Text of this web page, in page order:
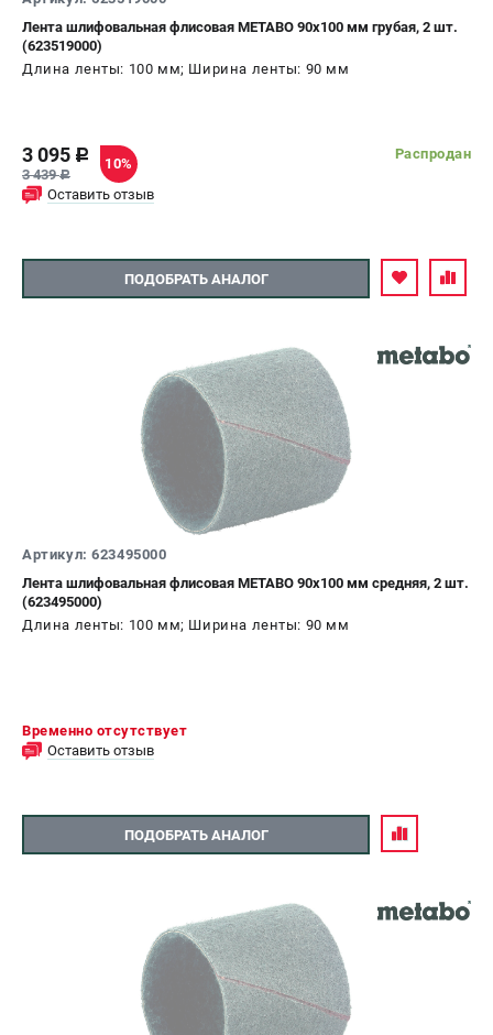
СЕРВИС
МАГАЗИНЫ
СРАВНЕНИЕ )
ПОДДЕРЖКА
Сервисный центр
Юридическим лицам
Правила обмена и возврата
Способы оплаты
Политика обработки персональных данных
Новости
Программа бонусов
Как нас найти
СЕТЕВОЙ ЭЛЕКТРОИНСТРУМЕНТ
Угловые шлифмашины (УШМ)
Дрели
АККУМУЛЯТОРНЫЙ ИНСТРУМЕНТ
Аккумуляторные шуруповерты
Аккумуляторные перфораторы
Аккумуляторные УШМ
Лента шлифовальная флисовая METABO 90x100 мм грубая, 2 шт.
(623519000)
Длина ленты: 100 мм; Ширина ленты: 90 мм
3 095 c
3 439c
10%
Распродан
Оставить отзыв
ПОДОБРАТЬ АНАЛОГ
Артикул: 623495000
Лента шлифовальная флисовая METABO 90x100 мм средняя, 2 шт.
(623495000)
Длина ленты: 100 мм; Ширина ленты: 90 мм
Временно отсутствует
Оставить отзыв
ПОДОБРАТЬ АНАЛОГ